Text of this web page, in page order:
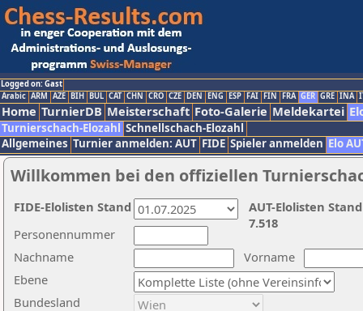
Logged on: Gast
Arabic ARM AZE BIH BUL CAT CHN CRO CZE DEN ENG ESP FAI FIN FRA GER GRE INA
Home TurnierDB Meisterschaft Foto-Galerie Meldekartei
Turnierschach-Elozahl Schnellschach-Elozahl
Allgemeines Turnier anmelden: AUT FIDE Spieler anmelden Elo
Willkommen bei den offiziellen
Nachname
Vorname
Ebene
Personennummer
Bundesland
AUT-Elolisten
7.518
FIDE-Elolisten Stand